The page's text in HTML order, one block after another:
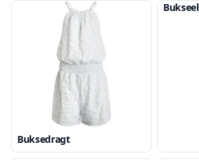
Buksedragt